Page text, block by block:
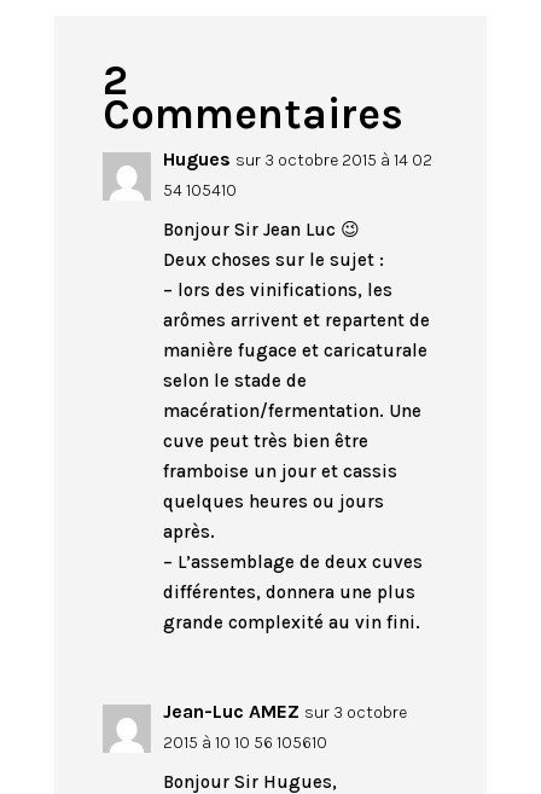
2
Commentaires
Hugues sur 3 octobre 2015 à 14 02
54 105410
Bonjour Sir Jean Luc 😉
Deux choses sur le sujet :
– lors des vinifications, les
arômes arrivent et repartent de
manière fugace et caricaturale
selon le stade de
macération/fermentation. Une
cuve peut très bien être
framboise un jour et cassis
quelques heures ou jours
après.
– L’assemblage de deux cuves
différentes, donnera une plus
grande complexité au vin fini.
Jean-Luc AMEZ sur 3 octobre
2015 à 10 10 56 105610
Bonjour Sir Hugues,